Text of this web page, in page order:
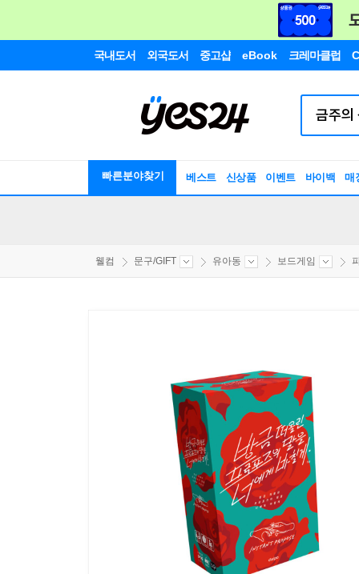
국내도서 외국도서 중고샵 eBook 크레마클럽
빠른분야찾기 베스트 신상품 이벤트 바이백 매
웰컴 문구/GIFT 유아동 보드게임